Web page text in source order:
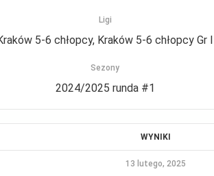
Ligi
5-6 chłopcy, Kraków 5-6 chłopcy Gr I
Sezony
2024/2025 runda #1
WYNIKI
13 lutego, 2025